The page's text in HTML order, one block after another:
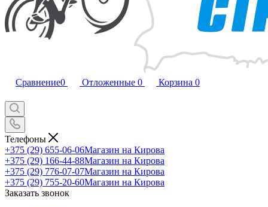
Сравнение0 Отложенные 0 Корзина 0
Телефоны
+375 (29) 655-06-06Магазин на Кирова
+375 (29) 166-44-88Магазин на Кирова
+375 (29) 776-07-07Магазин на Кирова
+375 (29) 755-20-60Магазин на Кирова
Заказать звонок